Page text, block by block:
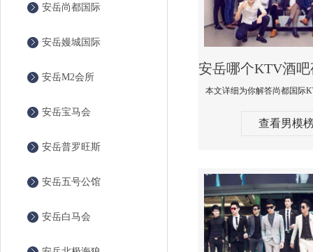
安岳尚都国际
安岳嫚城国际
安岳M2会所
安岳宝马会
安岳普罗旺斯
安岳五号公馆
安岳白马会
查看男模